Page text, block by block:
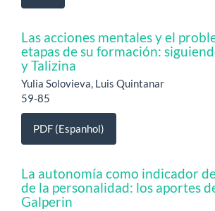
Las acciones mentales y el
etapas de su formación:
y Talizina
Yulia Solovieva, Luis Quintanar
59-85
PDF (Espanhol)
La autonomía como indicador
de la personalidad: los aportes de
Galperin